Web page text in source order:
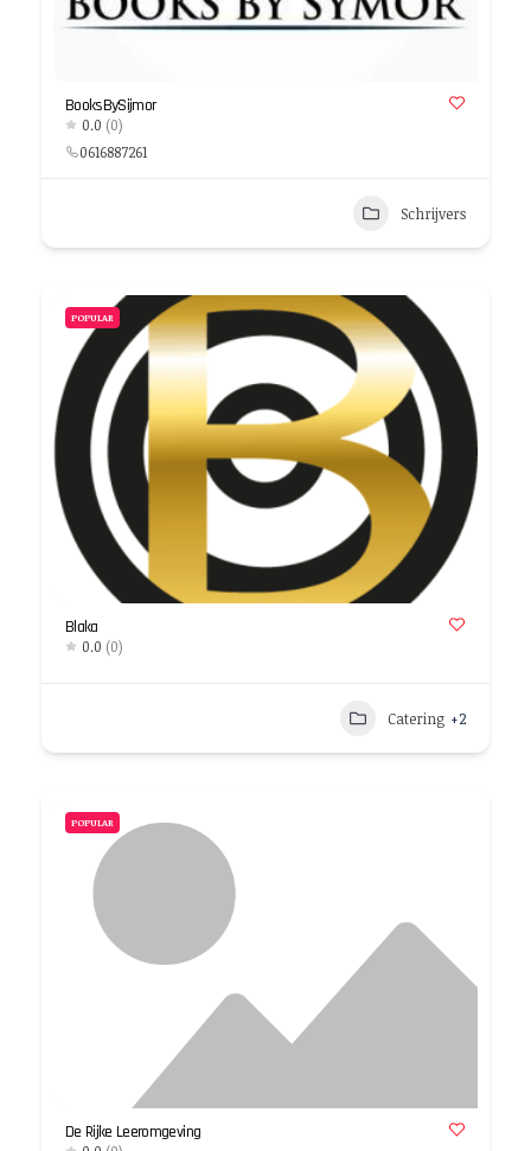
BooksBySijmor
0.0 (0)
0616887261
Schrijvers
POPULAR
Blaka
0.0 (0)
Catering +2
POPULAR
De Rijke Leeromgeving